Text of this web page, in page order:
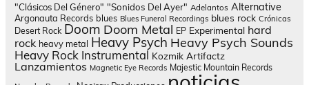
"Clásicos Del Género" "Sonidos Del Ayer" Adelantos Alternative
Argonauta Records blues Blues Funeral Recordings blues rock Crónicas
Desert Rock Doom Doom Metal EP Experimental hard
rock heavy metal Heavy Psych Heavy Psych Sounds
Heavy Rock Instrumental Kozmik Artifactz
Lanzamientos Magnetic Eye Records Majestic Mountain Records